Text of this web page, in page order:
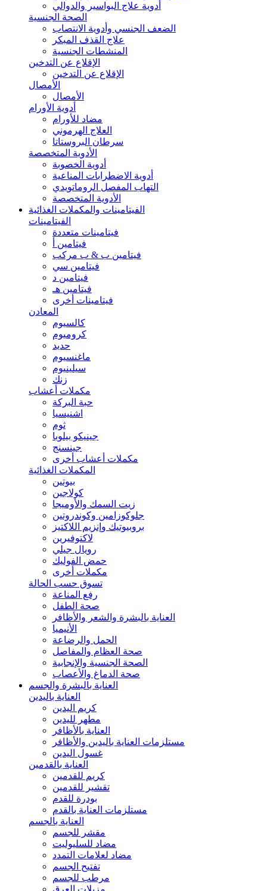
أدوية علاج البواسير والدوالي
الصحة الجنسية
الضعف الجنسي وأدوية الانتصاب
علاج القذف المبكر
المنشطات الجنسية
الإقلاع عن التدخين
الإقلاع عن التدخين
الأمصال
الأمصال
أدوية الأورام
مضاد للأورام
العلاج الهرموني
سرطان البروستاتا
الأدوية المتخصصة
أدوية الخصوبة
أدوية الاضطرابات المناعية
التهاب المفصل الروماتويدي
الأدوية المتخصصة
الفيتامينات والمكملات الغذائية
الفيتامينات
فيتامينات متعددة
فيتامين أ
فيتامين ب & ب مركب
فيتامين سي
فيتامين د
فيتامين هـ
فيتامينات أخرى
المعادن
كالسيوم
كروميوم
حديد
ماغنسيوم
سيلينيوم
زنك
مكملات أعشاب
حبة البركة
اشنيسيا
ثوم
جينيكو بيلوبا
جينسنج
مكملات أعشاب أخرى
المكملات الغذائية
بيوتين
كولاجين
زيت السمك والأوميجا
جلوكوزامين وكوندروتين
بروبيوتيك وإنزيم اللاكتيز
لاكتوفيرين
رويال جيلي
حمض الفوليك
مكملات أخرى
تسوق حسب الحالة
رفع المناعة
صحة الطفل
العناية بالبشرة والشعر والأظافر
الأنيميا
الحمل والرضاعة
صحة العظام والمفاصل
الصحة الجنسية والإنجابية
صحة الدماغ والأعصاب
العناية بالبشرة والجسم
العناية باليدين
كريم اليدين
مطهر لليدين
العناية بالأظافر
مستلزمات العناية باليدين والأظافر
غسول اليدين
العناية بالقدمين
كريم للقدمين
تقشير للقدمين
بودرة للقدم
مستلزمات العناية بالقدم
العناية بالجسم
مقشر للجسم
مضاد للسليوليت
مضاد لعلامات التمدد
تفتيح الجسم
مرطب للجسم
مزيلات العرق